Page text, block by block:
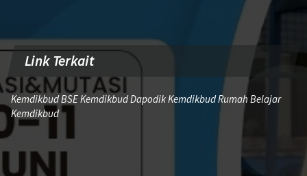
Link Terkait
Kemdikbud BSE Kemdikbud Dapodik Kemdikbud Rumah Belajar
Kemdikbud